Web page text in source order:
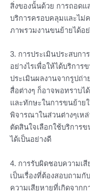
สิ่งของนั้นด้วย การถอดแ
บริการครอบคลุมและไม่
ภาพรวมงานขนย้ายได้อ
3. การประเมินประสบก
อย่างไรเพื่อให้ได้บริการ
ประเมินผลงานจากรูปถ่า
สื่อต่างๆ ก็อาจพอทราบ
และทักษะในการขนย้าย
พิจารณาในส่วนต่างๆเห
ตัดสินใจเลือกใช้บริการ
ได้เป็นอย่างดี
4. การรับผิดชอบความเ
เป็นเรื่องที่ต้องสอบถาม
ความเสียหายที่เกิดจาก